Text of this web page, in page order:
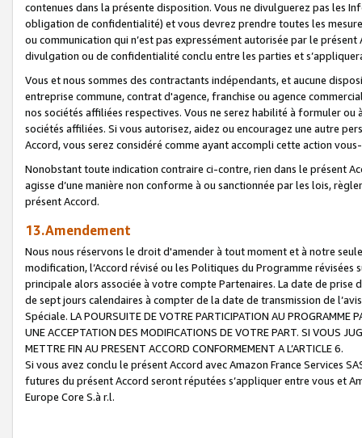
contenues dans la présente disposition. Vous ne divulguerez pas les
obligation de confidentialité) et vous devrez prendre toutes les
ou communication qui n’est pas expressément autorisée par le
divulgation ou de confidentialité conclu entre les parties et
Vous et nous sommes des contractants indépendants, et aucune
entreprise commune, contrat d'agence, franchise ou agence
nos sociétés affiliées respectives. Vous ne serez habilité à formuler
sociétés affiliées. Si vous autorisez, aidez ou encouragez une autre
Accord, vous serez considéré comme ayant accompli cette action
Nonobstant toute indication contraire ci-contre, rien dans le présent
agisse d’une manière non conforme à ou sanctionnée par les lois,
présent Accord.
13.Amendement
Nous nous réservons le droit d'amender à tout moment et à notre
modification, l’Accord révisé ou les Politiques du Programme
principale alors associée à votre compte Partenaires. La date de
de sept jours calendaires à compter de la date de transmission de
Spéciale. LA POURSUITE DE VOTRE PARTICIPATION AU PROGRAMME
UNE ACCEPTATION DES MODIFICATIONS DE VOTRE PART. SI VOUS
METTRE FIN AU PRESENT ACCORD CONFORMEMENT A L’ARTICLE 6.
Si vous avez conclu le présent Accord avec Amazon France Services
futures du présent Accord seront réputées s’appliquer entre vous et
Europe Core S.à r.l.